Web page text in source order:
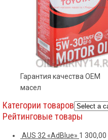
Гарантия качества OEM
масел
Категории товаров
Рейтинговые товары
AUS 32 «АdBlue» 1 300,00